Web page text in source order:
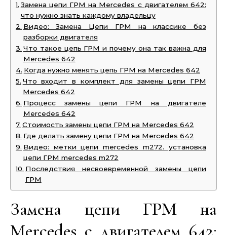
Замена цепи ГРМ на Mercedes с двигателем 642:
что нужно знать каждому владельцу
Видео: Замена Цепи ГРМ на классике без
разборки двигателя
Что такое цепь ГРМ и почему она так важна для
Mercedes 642
Когда нужно менять цепь ГРМ на Mercedes 642
Что входит в комплект для замены цепи ГРМ
Mercedes 642
Процесс замены цепи ГРМ на двигателе
Mercedes 642
Стоимость замены цепи ГРМ на Mercedes 642
Где делать замену цепи ГРМ на Mercedes 642
Видео: метки цепи mercedes m272. установка
цепи ГРМ mercedes m272
Последствия несвоевременной замены цепи
ГРМ
Замена цепи ГРМ на